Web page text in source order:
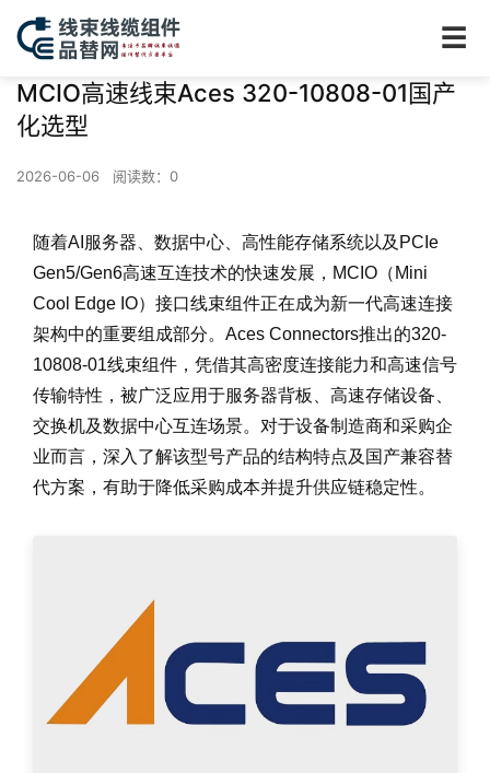
☰
MCIO高速线束Aces 320-10808-01国产
化选型
2026-06-06 阅读数： 0
随着AI服务器、数据中心、高性能存储系统以及PCIe
Gen5/Gen6高速互连技术的快速发展，MCIO（Mini
Cool Edge IO）接口线束组件正在成为新一代高速连接
架构中的重要组成部分。Aces Connectors推出的320-
10808-01线束组件，凭借其高密度连接能力和高速信号
传输特性，被广泛应用于服务器背板、高速存储设备、
交换机及数据中心互连场景。对于设备制造商和采购企
业而言，深入了解该型号产品的结构特点及国产兼容替
代方案，有助于降低采购成本并提升供应链稳定性。